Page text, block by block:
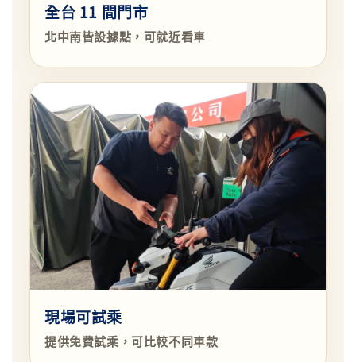
全台 11 間門市
北中南皆設據點，可就近看車
現場可試乘
提供免費試乘，可比較不同車款